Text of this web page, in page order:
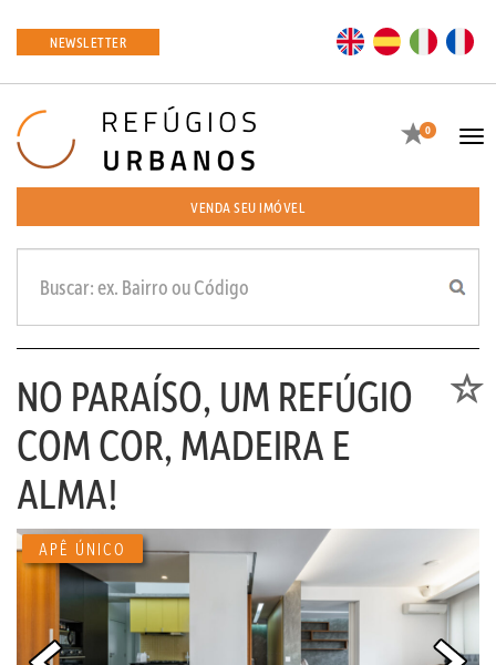
NEWSLETTER EN ES
Favoritos
0
VENDA SEU IMÓVEL
NO PARAÍSO, UM REFÚGIO
COM COR, MADEIRA E
ALMA!
APÊ ÚNICO